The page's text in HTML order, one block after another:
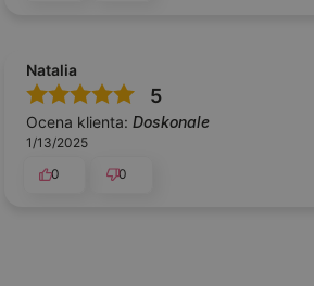
Natalia
5
Ocena klienta: Doskonale
1/13/2025
0
0